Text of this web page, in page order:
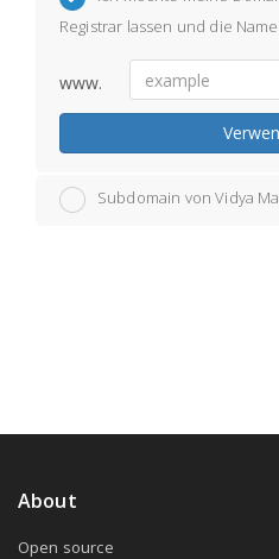
Registrar lassen und die
www.
Subdomain von Vidya
About
Open source